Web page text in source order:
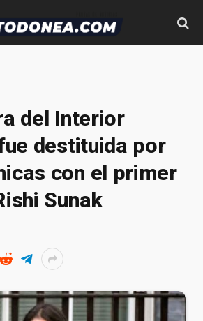
del Interior
destituida por
con el primer
Sunak